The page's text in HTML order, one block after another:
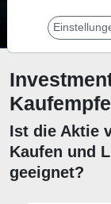
Ist die Aktie
Kaufen und
geeignet?